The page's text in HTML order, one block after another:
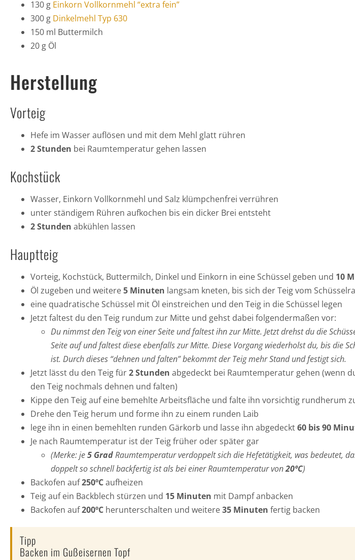
130 g Einkorn Vollkornmehl “extra fein”
300 gDinkelmehl Typ 630
150 ml Buttermilch
20 g Öl
Herstellung
Vorteig
Hefe im Wasser auflösen und mit dem Mehl glatt rühren
2 Stunden bei Raumtemperatur gehen lassen
Kochstück
Wasser, Einkorn Vollkornmehl und Salz klümpchenfrei verrühren
unter ständigem Rühren aufkochen bis ein dicker Brei entsteht
2 Stunden abkühlen lassen
Hauptteig
Vorteig, Kochstück, Buttermilch, Dinkel und Einkorn in eine Schüssel geben und 10
Öl zugeben und weitere5 Minuten langsam kneten, bis sich der Teig vom
eine quadratische Schüssel mit Öl einstreichen und den Teig in die Schüssel legen
Jetzt faltest du den Teig rundum zur Mitte und gehst dabei folgendermaßen vor:
Du nimmst den Teig von einer Seite und faltest ihn zur Mitte. Jetzt drehst du die
Seite auf und faltest diese ebenfalls zur Mitte. Diese Vorgang wiederholst du, bis die
ist. Durch dieses “dehnen und falten” bekommt der Teig mehr Stand und festigt sich.
Jetzt lässt du den Teig für2 Stunden abgedeckt bei Raumtemperatur gehen (wenn
den Teig nochmals dehnen und falten)
Kippe den Teig auf eine bemehlte Arbeitsfläche und falte ihn vorsichtig rundherum
Drehe den Teig herum und forme ihn zu einem runden Laib
lege ihn in einen bemehlten runden Gärkorb und lasse ihn abgedeckt60 bis 90
Je nach Raumtemperatur ist der Teig früher oder später gar
(Merke: je5 GradRaumtemperatur verdoppelt sich die Hefetätigkeit, was bedeutet,
doppelt so schnell backfertig ist als bei einer Raumtemperatur von20ºC)
Backofen auf250ºCaufheizen
Teig auf ein Backblech stürzen und 15 Minuten mit Dampf anbacken
Backofen auf200ºCherunterschalten und weitere35 Minuten fertig backen
Tipp
Backen im Gußeisernen Topf